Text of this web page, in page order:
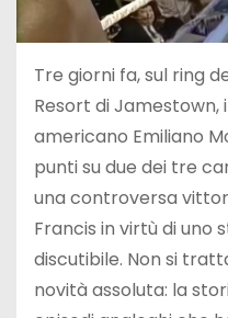
Tre giorni fa, sul ring
Resort di Jamestown,
americano Emiliano
punti su due dei tre
una controversa
Francis in virtù di uno
discutibile. Non si
novità assoluta: la